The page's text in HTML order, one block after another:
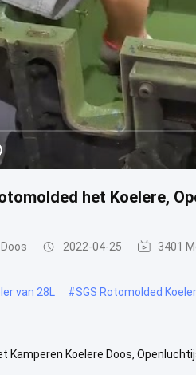
het Koelere,
2022-04-25 3401
van 28L #SGS Rotomolded
Kamperen Koelere Doos,